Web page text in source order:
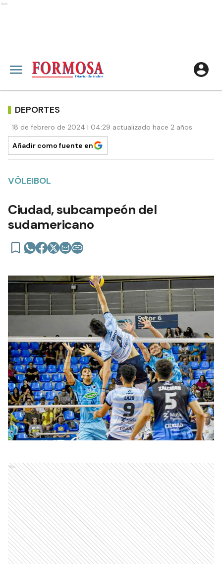
Ads
DEPORTES
18 de febrero de 2024 | 04:29 actualizado hace 2 años
Añadir como fuente en
VÓLEIBOL
Ciudad, subcampeón del
sudamericano
Ads